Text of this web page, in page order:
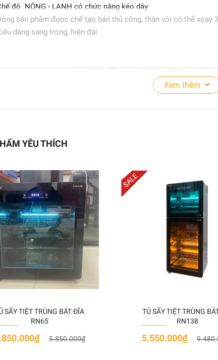
độ NÓNG - LẠNH có chức năng kéo dây
sản phẩm được chế tạo bán thủ công, thân vòi có thể xoay
dáng sang trọng, hiện đại
Xem thêm
YÊU THÍCH
SẤY TIỆT TRÙNG BÁT ĐĨA
RN65
5.850.000₫
TỦ SẤY TIỆT TRÙNG
RN138
5.550.000₫
TỦ SẤY BÁT ĐĨA CÔNG
NGHIỆP YTP-450
7.200.000₫
7.580.000₫